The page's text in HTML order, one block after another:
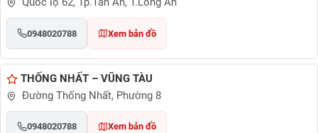
0948020788 Xem bản đồ
THỐNG NHẤT – VŨNG TÀU
Đường Thống Nhất, Phường 8
0948020788 Xem bản đồ